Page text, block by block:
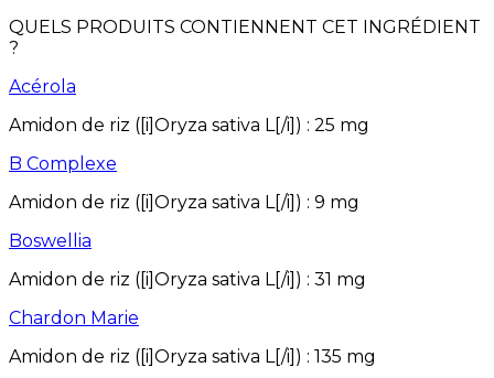
QUELS PRODUITS CONTIENNENT CET INGRÉDIENT
?
Acérola
Amidon de riz ([i]Oryza sativa L[/i]) : 25 mg
B Complexe
Amidon de riz ([i]Oryza sativa L[/i]) : 9 mg
Boswellia
Amidon de riz ([i]Oryza sativa L[/i]) : 31 mg
Chardon Marie
Amidon de riz ([i]Oryza sativa L[/i]) : 135 mg